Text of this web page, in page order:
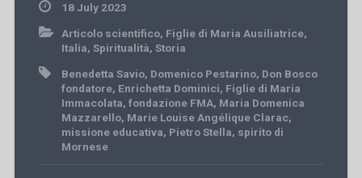
18 July 2023
Articolo scientifico, Figlie di Maria Ausiliatrice,
Italia, Spiritualità, Storia
Benedetta Savio, Domenico Pestarino, Don Bosco
fondatore, Enrichetta Dominici, Figlie di Maria
Immacolata, fondazione FMA, Maria Domenica
Mazzarello, Marie Louise Angélique Clarac,
missione educativa, Pietro Stella, spirito di
Mornese